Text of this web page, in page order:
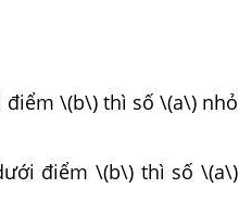
điểm \(b\) thì số \(a\) nhỏ
điểm \(b\) thì số \(a\)